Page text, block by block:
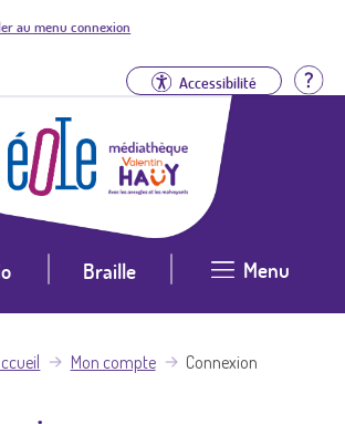
au menu connexion
Accessibilité
Braille Menu
Mon compte Connexion